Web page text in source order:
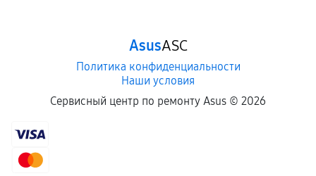
AsusASC
Политика конфиденциальности
Наши условия
Сервисный центр по ремонту Asus © 2026